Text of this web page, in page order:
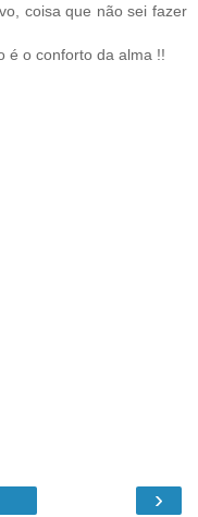
coisa que não sei fazer
é o conforto da alma !!
›